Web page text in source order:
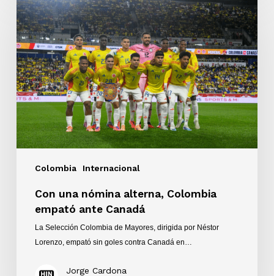
Colombia Internacional
una
nómina
alterna,
Colombia
empató
ante
Canadá
Con una nómina alterna, Colombia
empató ante Canadá
La Selección Colombia de Mayores, dirigida por Néstor
Lorenzo, empató sin goles contra Canadá en…
Jorge Cardona